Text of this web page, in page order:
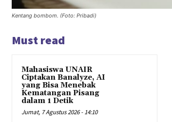
Kentang bombom. (Foto: Pribadi)
Must read
Mahasiswa UNAIR
Ciptakan Banalyze, AI
yang Bisa Menebak
Kematangan Pisang
dalam 1 Detik
Jumat, 7 Agustus 2026 - 14:10